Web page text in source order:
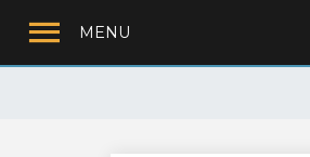
MENU